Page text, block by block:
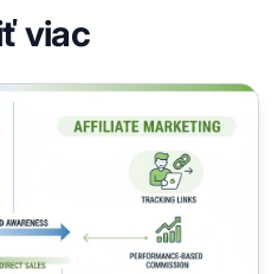
viac
affiliate marketing: Kľúčové